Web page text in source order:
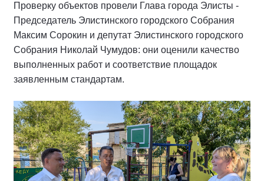
Проверку объектов провели Глава города Элисты -
Председатель Элистинского городского Собрания
Максим Сорокин и депутат Элистинского городского
Собрания Николай Чумудов: они оценили качество
выполненных работ и соответствие площадок
заявленным стандартам.